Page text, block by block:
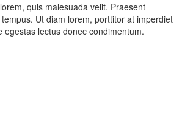
quis malesuada velit. Praesent
Ut diam lorem, porttitor at imperdiet
egestas lectus donec condimentum.